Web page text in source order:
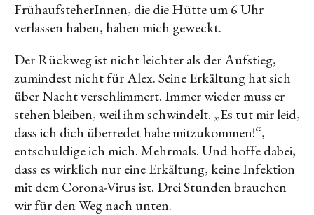
FrühaufsteherInnen, die die Hütte um 6 Uhr
verlassen haben, haben mich geweckt.
Der Rückweg ist nicht leichter als der Aufstieg,
zumindest nicht für Alex. Seine Erkältung hat sich
über Nacht verschlimmert. Immer wieder muss er
stehen bleiben, weil ihm schwindelt. „Es tut mir leid,
dass ich dich überredet habe mitzukommen!“,
entschuldige ich mich. Mehrmals. Und hoffe dabei,
dass es wirklich nur eine Erkältung, keine Infektion
mit dem Corona-Virus ist. Drei Stunden brauchen
wir für den Weg nach unten.